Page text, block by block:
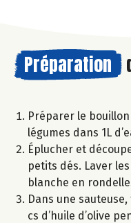
Préparation
Préparer le
légumes dans 1L
Éplucher et
petits dés. Laver
blanche en
Dans une
cs d’huile d’olive